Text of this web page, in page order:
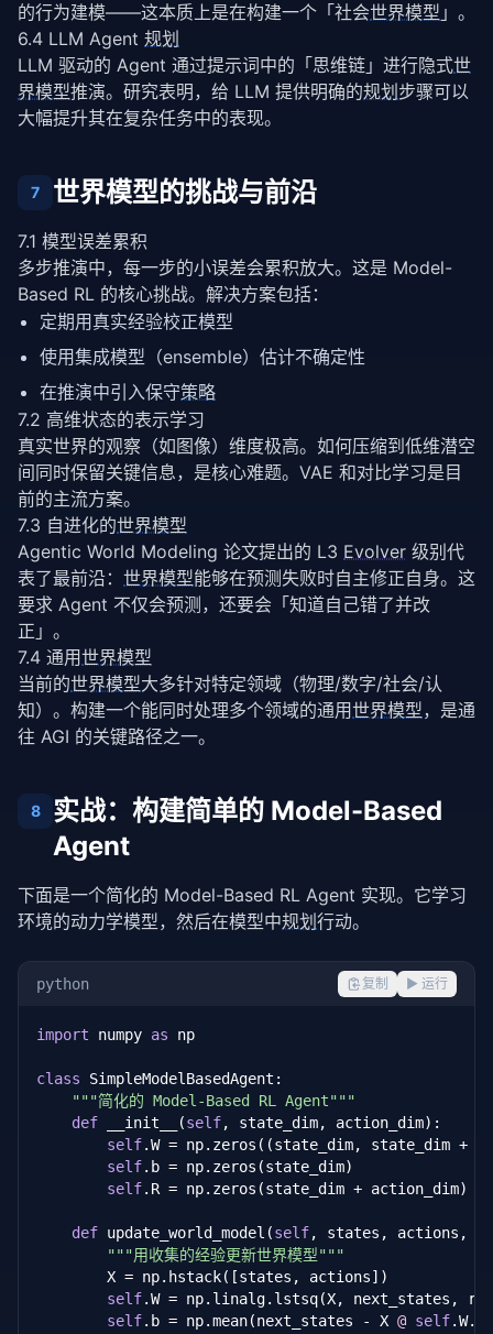
的行为建模——这本质上是在构建一个「社会世界模型 」。
6.4 LLM Agent 规划
LLM 驱动的 Agent 通过提示词中的「思维链」进行隐式世
界模型推演。研究表明，给 LLM 提供明确的规划 步骤可以
大幅提升其在复杂任务中的表现。
7 世界模型的挑战与前沿
7.1 模型误差累积
多步推演中，每一步的小误差会累积放大。这是 Model-
Based RL 的核心挑战。解决方案包括：
定期用真实经验校正模型
使用集成模型（ensemble）估计不确定性
在推演中引入保守策略
7.2 高维状态的表示学习
真实世界的观察（如图像）维度极高。如何压缩到低维潜空
间同时保留关键信息，是核心难题。VAE 和对比学习是目
前的主流方案。
7.3 自进化的世界模型
Agentic World Modeling 论文提出的 L3 Evolver 级别代
表了最前沿： 世界模型能够在预测失败时自主修正自身。这
要求 Agent 不仅会预测，还要会「知道自己错了并改
正」。
7.4 通用世界模型
当前的世界模型大多针对特定领域（物理/数字/社会/认
知）。构建一个能同时处理多个领域的通用世界模型，是通
往 AGI 的关键路径之一。
8
实战：构建简单的 Model-Based
Agent
下面是一个简化的 Model-Based RL Agent 实现。它学习
环境的动力学模型，然后在模型中规划 行动。
python 复制 ▶ 运行
import numpy as np
class SimpleModelBasedAgent:
"""简化的 Model-Based RL Agent"""
def __init__(self, state_dim, action_dim):
self.W = np.zeros((state_dim, state_dim +
self.b = np.zeros(state_dim)
self.R = np.zeros(state_dim + action_dim)
def update_world_model(self, states, actions,
"""用收集的经验更新世界模型"""
        X = np.hstack([states, actions])
self.W = np.linalg.lstsq(X, next_states,
self.b = np.mean(next_states - X @ self